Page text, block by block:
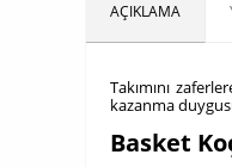
AÇIKLAMA
Takımını
kazanma
Basket